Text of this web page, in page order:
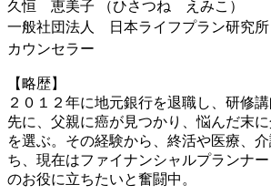
久恒 恵美子 （ひさつね えみこ）
一般社団法人 日本ライフプラン研究
カウンセラー
【略歴】
２０１２年に地元銀行を退職し、研修
先に、父親に癌が見つかり、悩んだ末
を選ぶ。その経験から、終活や医療、
ち、現在はファイナンシャルプランナ
のお役に立ちたいと奮闘中。